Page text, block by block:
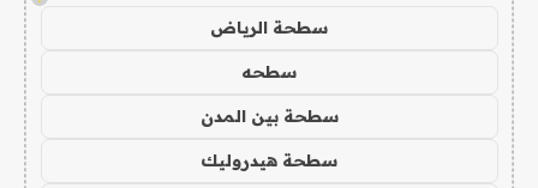
سطحة الرياض
سطحه
سطحة بين المدن
سطحة هيدروليك